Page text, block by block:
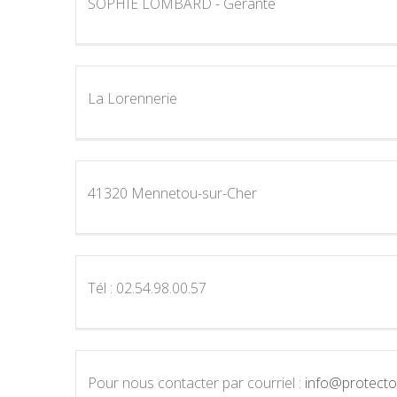
La Lorennerie
41320 Mennetou-sur-Cher
Tél : 02.54.98.00.57
Pour nous contacter par courriel :